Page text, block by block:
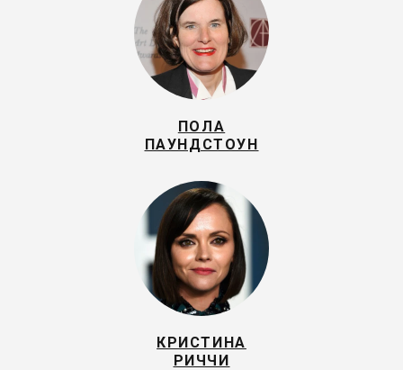
ПОЛА
ПАУНДСТОУН
КРИСТИНА
РИЧЧИ